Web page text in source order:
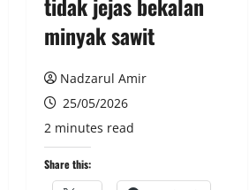
minyak sawit
Nadzarul Amir
25/05/2026
2 minutes read
Share this: